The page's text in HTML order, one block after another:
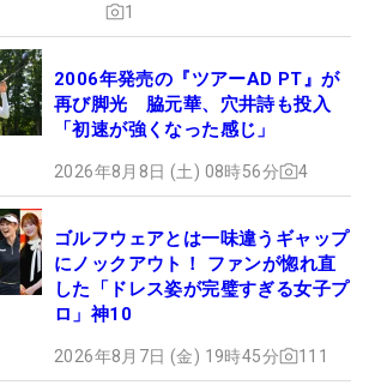
1
2006年発売の『ツアーAD PT』が
再び脚光 脇元華、穴井詩も投入
「初速が強くなった感じ」
2026年8月8日 (土) 08時56分 4
ゴルフウェアとは一味違うギャップ
にノックアウト！ ファンが惚れ直
した「ドレス姿が完璧すぎる女子プ
ロ」神10
2026年8月7日 (金) 19時45分 111